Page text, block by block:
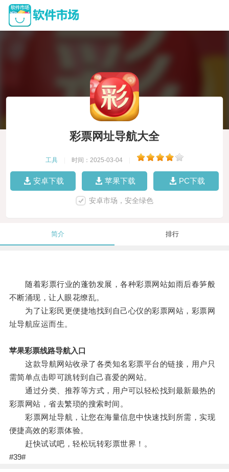
彩票网址导航大全
工具 时间：2025-03-04
安卓下载 苹果下载 PC下载
安卓市场，安全绿色
简介 排行
随着彩票行业的蓬勃发展，各种彩票网站如雨后春笋般
不断涌现，让人眼花缭乱。
为了让彩民更便捷地找到自己心仪的彩票网站，彩票网
址导航应运而生。
苹果彩票线路导航入口
这款导航网站收录了各类知名彩票平台的链接，用户只
需简单点击即可跳转到自己喜爱的网站。
通过分类、推荐等方式，用户可以轻松找到最新最热的
彩票网站，省去繁琐的搜索时间。
彩票网址导航，让您在海量信息中快速找到所需，实现
便捷高效的彩票体验。
赶快试试吧，轻松玩转彩票世界！。
#39#